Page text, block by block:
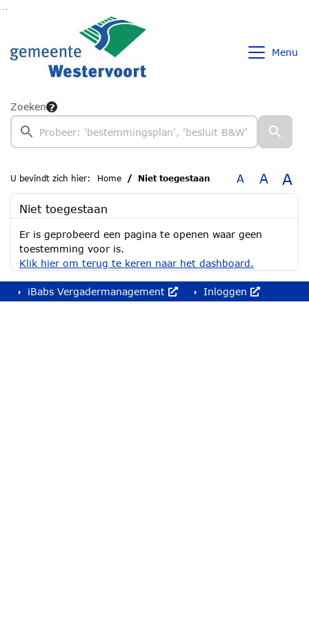
Ga naar de inhoud van deze pagina
Menu
Zoeken
U bevindt zich hier: Home Niet toegestaan A A A
Niet toegestaan
Er is geprobeerd een pagina te openen waar geen
toestemming voor is.
Klik hier om terug te keren naar het dashboard.
iBabs Vergadermanagement Inloggen